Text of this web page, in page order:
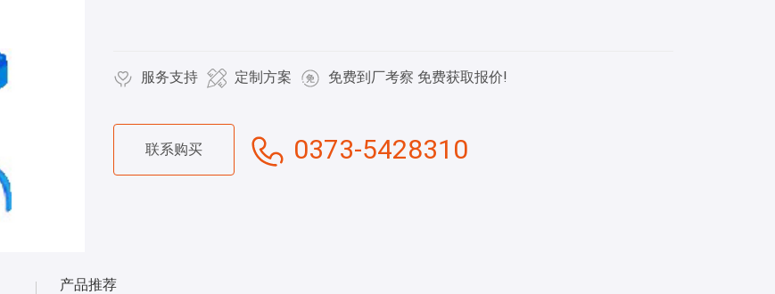
服务支持 定制方案 免费到厂考察 免费获取报价!
联系购买 0373-5428310
产品推荐